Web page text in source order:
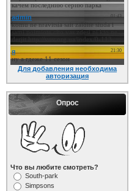
Для добавления необходима
авторизация
Опрос
Что вы любите смотреть?
South-park
Simpsons